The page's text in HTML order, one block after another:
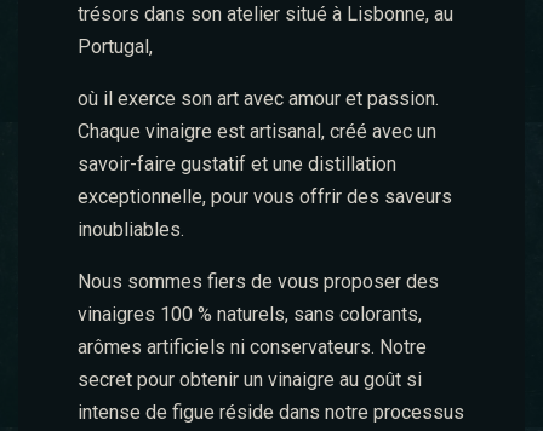
trésors dans son atelier situé à Lisbonne, au
Portugal,
où il exerce son art avec amour et passion.
Chaque vinaigre est artisanal, créé avec un
savoir-faire gustatif et une distillation
exceptionnelle, pour vous offrir des saveurs
inoubliables.
Nous sommes fiers de vous proposer des
vinaigres 100 % naturels, sans colorants,
arômes artificiels ni conservateurs. Notre
secret pour obtenir un vinaigre au goût si
intense de figue réside dans notre processus